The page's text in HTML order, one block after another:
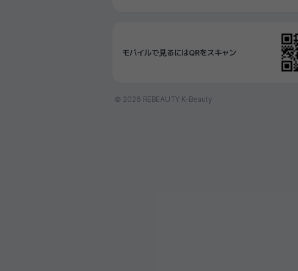
モバイルで見るにはQRをスキャン
© 2026 REBEAUTY K-Beauty